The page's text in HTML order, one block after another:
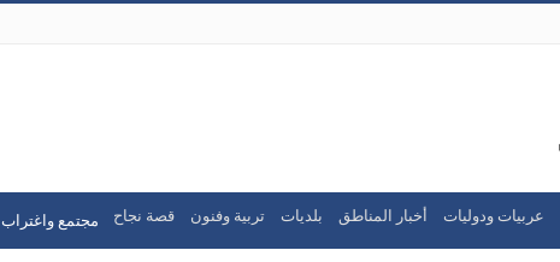
عربيات ودوليات أخبار المناطق بلديات تربية وفنون قصة نجاح مجتمع واغتراب